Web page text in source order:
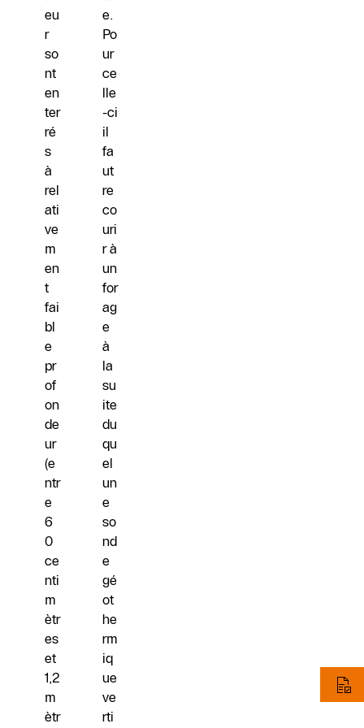
eu
r
so
nt
en
ter
ré
s
à
rel
ati
ve
m
en
t
fai
bl
e
pr
of
on
de
ur
(e
ntr
e
6
0
ce
nti
m
ètr
es
et
1,2
m
ètr
e.
Po
ur
ce
lle
-ci
il
fa
ut
re
co
uri
r à
un
for
ag
e
à
la
su
ite
du
qu
el
un
e
so
nd
e
gé
ot
he
rm
iq
ue
ve
rti